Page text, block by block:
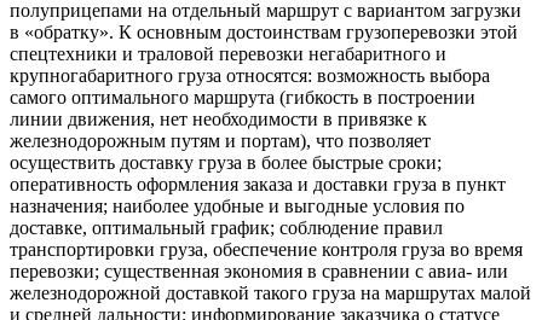
полуприцепами на отдельный маршрут с вариантом загрузки
в «обратку». К основным достоинствам грузоперевозки этой
спецтехники и траловой перевозки негабаритного и
крупногабаритного груза относятся: возможность выбора
самого оптимального маршрута (гибкость в построении
линии движения, нет необходимости в привязке к
железнодорожным путям и портам), что позволяет
осуществить доставку груза в более быстрые сроки;
оперативность оформления заказа и доставки груза в пункт
назначения; наиболее удобные и выгодные условия по
доставке, оптимальный график; соблюдение правил
транспортировки груза, обеспечение контроля груза во время
перевозки; существенная экономия в сравнении с авиа- или
железнодорожной доставкой такого груза на маршрутах малой
и средней дальности; информирование заказчика о статусе